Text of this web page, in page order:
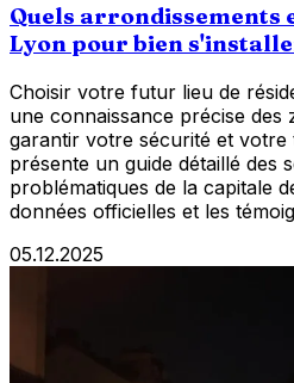
Quels arrondissements
Lyon pour bien
Choisir votre futur lieu de
une connaissance précise des
garantir votre sécurité et votre
présente un guide détaillé des
problématiques de la capitale
données officielles et les
05.12.2025